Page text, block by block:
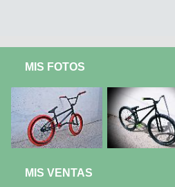
MIS FOTOS
MIS VENTAS